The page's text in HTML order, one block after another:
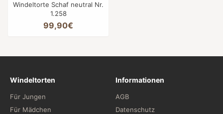
Windeltorte Schaf neutral Nr.
1.258
99,90€
Windeltorten
Für Jungen
Für Mädchen
Informationen
AGB
Datenschutz